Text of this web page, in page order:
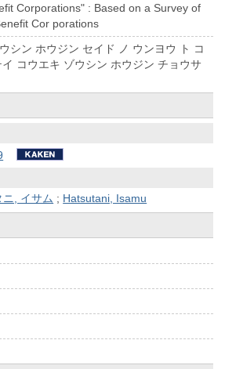
Corporations" : Based on a Survey of
Cor porations
シン ホウジン セイド ノ ウンヨウ ト コ
コウエキ ゾウシン ホウジン チョウサ
ニ, イサム ; Hatsutani, Isamu